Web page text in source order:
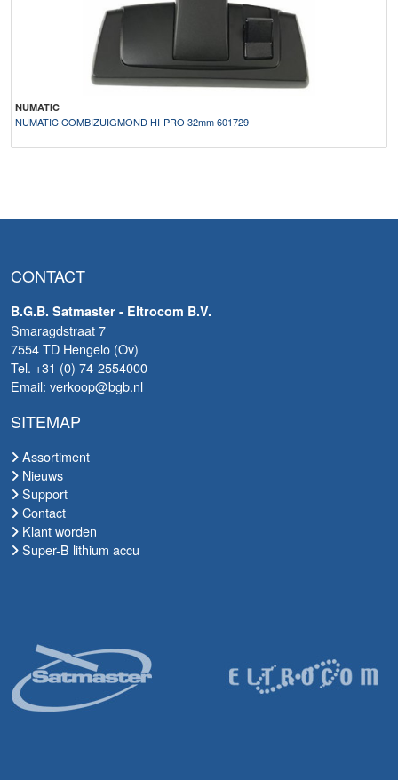
NUMATIC
NUMATIC COMBIZUIGMOND HI-PRO 32mm 601729
CONTACT
B.G.B. Satmaster - Eltrocom B.V.
Smaragdstraat 7
7554 TD Hengelo (Ov)
Tel. +31 (0) 74-2554000
Email: verkoop@bgb.nl
SITEMAP
Assortiment
Nieuws
Support
Contact
Klant worden
Super-B lithium accu